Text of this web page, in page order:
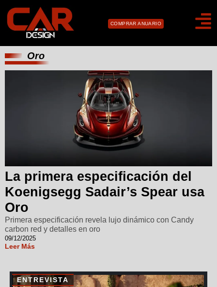
COMPRAR ANUARIO
Oro
La primera especificación del
Koenigsegg Sadair’s Spear usa
Oro
Primera especificación revela lujo dinámico con Candy
carbon red y detalles en oro
09/12/2025
Leer Más
ENTREVISTA